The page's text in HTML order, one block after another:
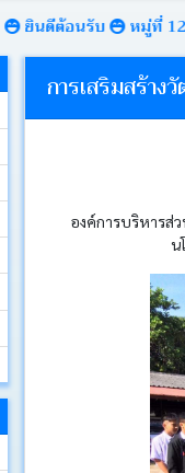
หมู่ที่ 12 บ้านพัฒนาสามั
การเสริมสร้า
องค์การบริหารส่
น